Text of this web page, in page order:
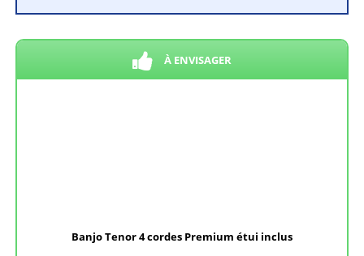
À ENVISAGER
Banjo Tenor 4 cordes Premium étui inclus